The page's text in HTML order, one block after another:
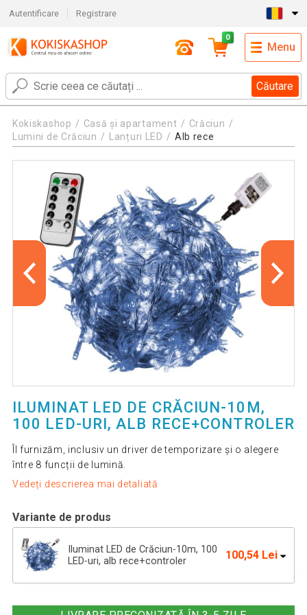
Autentificare Registrare
Căutare
0
Menu
Kokiskashop Casă și apartament
Crăciun
Lumini de Crăciun
Lanțuri LED Alb rece
ILUMINAT LED DE CRĂCIUN-10M,
100 LED-URI, ALB RECE+CONTROLER
Îl furnizăm, inclusiv un driver de temporizare și o alegere
între 8 funcții de lumină.
Vedeți descrierea mai detaliată
Variante de produs
Iluminat LED de Crăciun-10m, 100
LED-uri, alb rece+controler
100,54 Lei
LED, alb rece+controler